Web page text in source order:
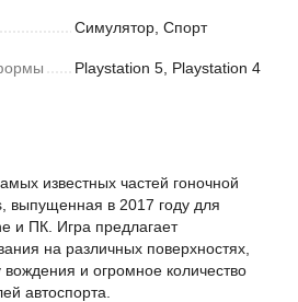
Симулятор, Спорт
Playstation 5, Playstation 4
известных частей гоночной
выпущенная в 2017 году для
и ПК. Игра предлагает
на различных поверхностях,
и огромное количество
автоспорта.